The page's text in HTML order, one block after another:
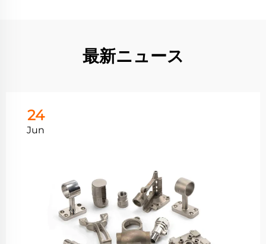
最新ニュース
24
Jun